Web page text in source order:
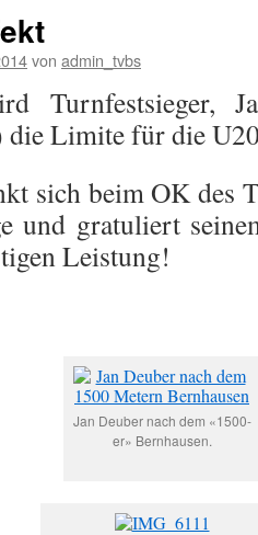
von admin_tvbs
Turnfestsieger,
die Limite für die
sich beim OK des
und gratuliert
Leistung!
Jan Deuber nach dem «1500-
er» Bernhausen.